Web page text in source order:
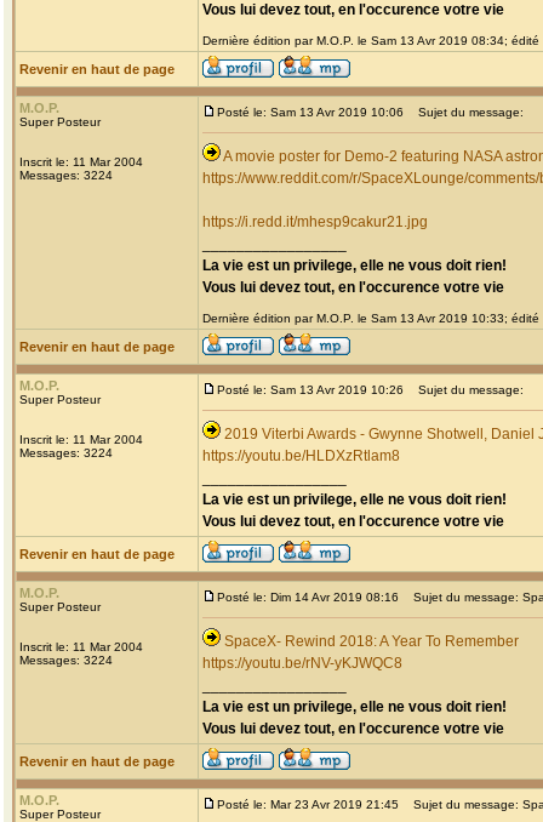
Vous lui devez tout, en l'occurence votre vie
Dernière édition par M.O.P. le Sam 13 Avr 2019 08:34; édité
Revenir en haut de page
M.O.P.
Super Posteur
Inscrit le: 11 Mar 2004
Messages: 3224
Posté le: Sam 13 Avr 2019 10:06 Sujet du message:
A movie poster for Demo-2 featuring NASA
https://www.reddit.com/r/SpaceXLounge/
https://i.redd.it/mhesp9cakur21.jpg
La vie est un privilege, elle ne vous doit rien!
Vous lui devez tout, en l'occurence votre vie
Dernière édition par M.O.P. le Sam 13 Avr 2019 10:33; édité
Revenir en haut de page
M.O.P.
Super Posteur
Inscrit le: 11 Mar 2004
Messages: 3224
Posté le: Sam 13 Avr 2019 10:26 Sujet du message:
2019 Viterbi Awards - Gwynne Shotwell,
https://youtu.be/HLDXzRtlam8
La vie est un privilege, elle ne vous doit rien!
Vous lui devez tout, en l'occurence votre vie
Revenir en haut de page
M.O.P.
Super Posteur
Inscrit le: 11 Mar 2004
Messages: 3224
Posté le: Dim 14 Avr 2019 08:16 Sujet du message:
SpaceX- Rewind 2018: A Year To Remember
https://youtu.be/rNV-yKJWQC8
La vie est un privilege, elle ne vous doit rien!
Vous lui devez tout, en l'occurence votre vie
Revenir en haut de page
M.O.P.
Super Posteur
Posté le: Mar 23 Avr 2019 21:45 Sujet du message: